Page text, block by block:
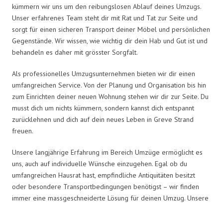
kümmern wir uns um den reibungslosen Ablauf deines Umzugs.
Unser erfahrenes Team steht dir mit Rat und Tat zur Seite und
sorgt für einen sicheren Transport deiner Möbel und persönlichen
Gegenstände. Wir wissen, wie wichtig dir dein Hab und Gut ist und
behandeln es daher mit grösster Sorgfalt.
Als professionelles Umzugsunternehmen bieten wir dir einen
umfangreichen Service. Von der Planung und Organisation bis hin
zum Einrichten deiner neuen Wohnung stehen wir dir zur Seite. Du
musst dich um nichts kümmern, sondern kannst dich entspannt
zurücklehnen und dich auf dein neues Leben in Greve Strand
freuen.
Unsere langjährige Erfahrung im Bereich Umzüge ermöglicht es
uns, auch auf individuelle Wünsche einzugehen. Egal ob du
umfangreichen Hausrat hast, empfindliche Antiquitäten besitzt
oder besondere Transportbedingungen benötigst – wir finden
immer eine massgeschneiderte Lösung für deinen Umzug. Unsere